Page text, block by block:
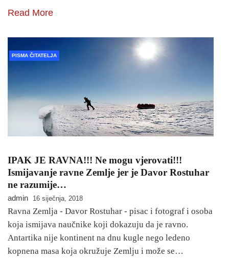
Read More
PISMA ČITATELJA
IPAK JE RAVNA!!! Ne mogu vjerovati!!!
Ismijavanje ravne Zemlje jer je Davor Rostuhar
ne razumije…
admin 16 siječnja, 2018
Ravna Zemlja - Davor Rostuhar - pisac i fotograf i osoba
koja ismijava naučnike koji dokazuju da je ravno.
Antartika nije kontinent na dnu kugle nego ledeno
kopnena masa koja okružuje Zemlju i može se…